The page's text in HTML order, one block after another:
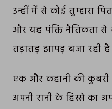
उन्हीं में से कोई तुम्हारा
और यह पंक्ति नैतिकता
तड़ातड़ झापड़ बजा रही है
एक और कहानी की कुबरी
अपनी रानी के हिस्से का